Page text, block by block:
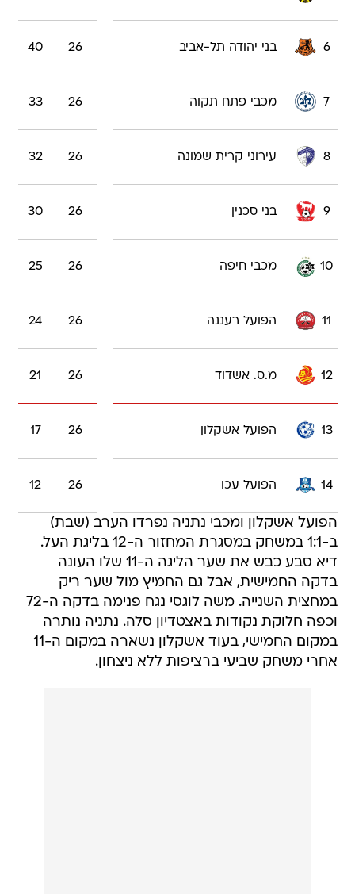
6 בני יהודה תל-אביב 26
40
7 מכבי פתח תקוה 26
33
8 עירוני קרית שמונה 26
32
9 בני סכנין 26
30
10 מכבי חיפה 26
25
11 הפועל רעננה 26
24
12 מ.ס. אשדוד 26
21
13 הפועל אשקלון 26
17
14 הפועל עכו 26
12
הפועל אשקלון ומכבי נתניה נפרדו הערב (שבת)
ב-1:1 במשחק במסגרת המחזור ה-12 בליגת העל.
דיא סבע כבש את שער הליגה ה-11 שלו העונה
בדקה החמישית, אבל גם החמיץ מול שער ריק
במחצית השנייה. משה לוגסי נגח פנימה בדקה ה-72
וכפה חלוקת נקודות באצטדיון סלה. נתניה נותרה
במקום החמישי, בעוד אשקלון נשארה במקום ה-11
אחרי משחק שביעי ברציפות ללא ניצחון.